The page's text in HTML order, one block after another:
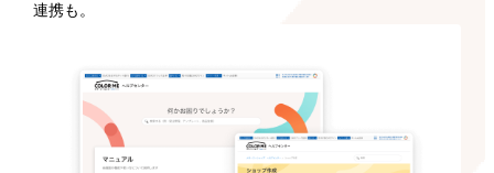
連携も。